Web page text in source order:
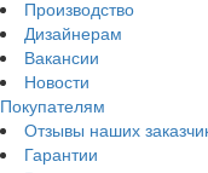
Производство
Дизайнерам
Вакансии
Новости
Покупателям
Отзывы наших
Гарантии